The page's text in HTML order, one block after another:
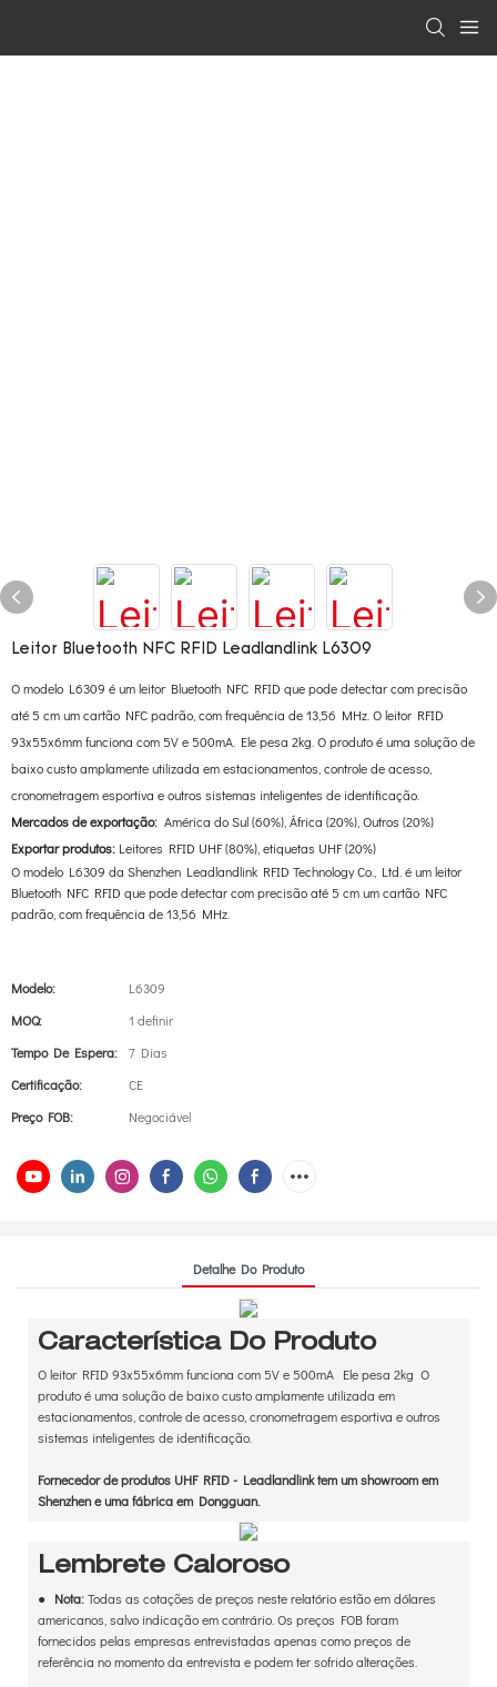
Leitor Bluetooth NFC RFID Leadlandlink L6309
O modelo L6309 é um leitor Bluetooth NFC RFID que pode detectar com precisão
até 5 cm um cartão NFC padrão, com frequência de 13,56 MHz. O leitor RFID
93x55x6mm funciona com 5V e 500mA. Ele pesa 2kg. O produto é uma solução de
baixo custo amplamente utilizada em estacionamentos, controle de acesso,
cronometragem esportiva e outros sistemas inteligentes de identificação.
Mercados de exportação: América do Sul (60%), África (20%), Outros (20%)
Exportar produtos: Leitores RFID UHF (80%), etiquetas UHF (20%)
O modelo L6309 da Shenzhen Leadlandlink RFID Technology Co., Ltd. é um leitor
Bluetooth NFC RFID que pode detectar com precisão até 5 cm um cartão NFC
padrão, com frequência de 13,56 MHz.
Modelo:
L6309
MOQ:
1 definir
Tempo De Espera:
7 Dias
Certificação:
CE
Preço FOB:
Negociável
Detalhe Do Produto
Característica Do Produto
O leitor RFID 93x55x6mm funciona com 5V e 500mA Ele pesa 2kg O
produto é uma solução de baixo custo amplamente utilizada em
estacionamentos, controle de acesso, cronometragem esportiva e outros
sistemas inteligentes de identificação.
Fornecedor de produtos UHF RFID - Leadlandlink tem um showroom em
Shenzhen e uma fábrica em Dongguan.
Lembrete Caloroso
● Nota:Todas as cotações de preços neste relatório estão em dólares
americanos, salvo indicação em contrário. Os preços FOB foram
fornecidos pelas empresas entrevistadas apenas como preços de
referência no momento da entrevista e podem ter sofrido alterações.